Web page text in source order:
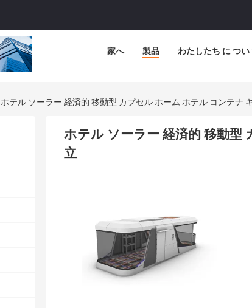
家へ 製品 わたしたち に つい
ホテル ソーラー 経済的 移動型 カプセル ホーム ホテル コンテナ
ホテル ソーラー 経済的 移動型
立